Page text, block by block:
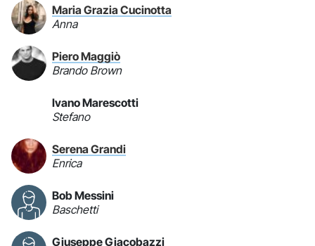
Maria Grazia Cucinotta
Anna
Piero Maggiò
Brando Brown
Ivano Marescotti
Stefano
Serena Grandi
Enrica
Bob Messini
Baschetti
Giuseppe Giacobazzi